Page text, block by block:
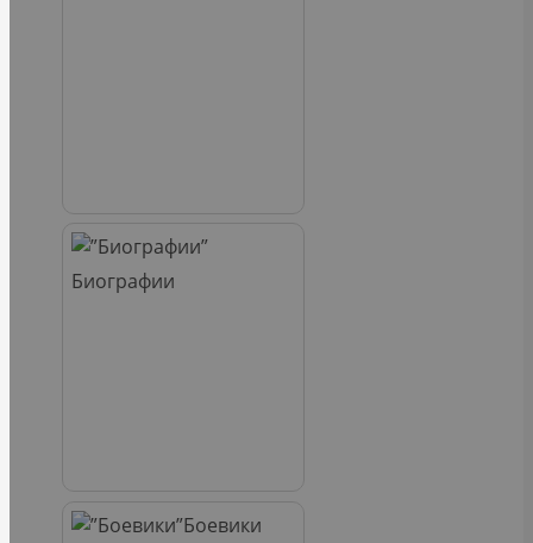
Биографии
Боевики